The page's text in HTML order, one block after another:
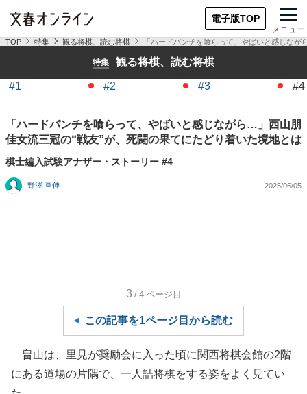
電子版TOP
メニュー
TOP 特集 観る将棋、読む将棋 「ハードパンチを喰らって、やばいと感じな
特集 観る将棋、読む将棋
#1 #2 #3 #4
「ハードパンチを喰らって、やばいと感じながら…」西山朋
佳女流三冠の“戦友”が、死闘の果てにたどり着いた境地とは
棋士編入試験アナザー・ストーリー #4
野澤 亘伸 2025/06/05
3 /4 ページ目
この記事を1ページ目から読む
畠山は、里見が奨励会に入った頃に関西将棋会館の2階
にある道場の片隅で、一人詰将棋をする姿をよく見てい